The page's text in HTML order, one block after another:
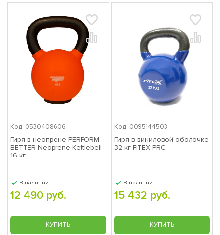
Код: 0530408606
Гиря в неопрене PERFORM
BETTER Neoprene Kettlebell
16 кг
В наличии
12 490 руб.
КУПИТЬ
Код: 0095144503
Гиря в виниловой оболочке
32 кг FITEX PRO
В наличии
15 432 руб.
КУПИТЬ